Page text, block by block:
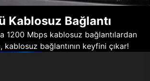
Kablosuz Bağlantı
1200 Mbps kablosuz bağlantılardan
bağlantının keyfini çıkar!